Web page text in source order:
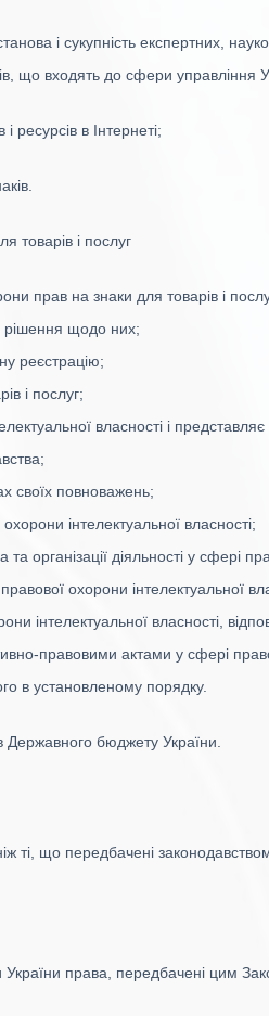
і сукупність експертних,
що входять до сфери управління
ресурсів в Інтернеті;
товарів і послуг
прав на знаки для товарів і
рішення щодо них;
реєстрацію;
і послуг;
власності і
своїх повноважень;
інтелектуальної власності;
організації діяльності у сфері
охорони інтелектуальної
власності,
правовими актами у сфері
в установленому порядку.
Державного бюджету України.
ті, що передбачені
права, передбачені цим